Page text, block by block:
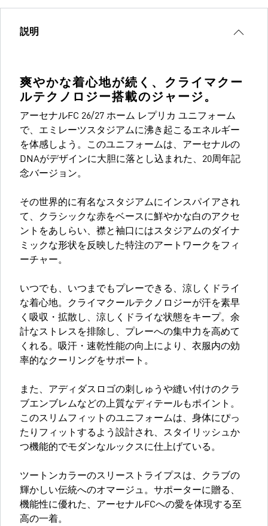
説明
爽やかな着心地が続く、クライマクー
ルテクノロジー搭載のジャージ。
アーセナルFC 26/27 ホーム レプリカ ユニフォーム
で、エミレーツスタジアムに沸き起こるエネルギー
を体感しよう。このユニフォームは、アーセナルの
DNAがデザインに大胆に落とし込まれた、20周年記
念バージョン。
その世界的に有名なスタジアムにインスパイアされ
て、クラシックな赤をベースに鮮やかな白のアクセ
ントをあしらい、襟と袖口にはスタジアムのダイナ
ミックな形状を反映した特注のアートワークをフィ
ーチャー。
いつでも、いつまでもプレーできる、涼しくドライ
な着心地。クライマクールテクノロジーが汗を素早
く吸収・拡散し、涼しくドライな状態をキープ。余
計なストレスを排除し、プレーへの集中力を高めて
くれる。吸汗・速乾性能の向上により、衣服内の効
率的なクーリングをサポート。
また、アディダスロゴの刺しゅうや縫い付けのクラ
ブエンブレムなどの上質なディテールもポイント。
このスリムフィットのユニフォームは、身体にぴっ
たりフィットするよう設計され、スタイリッシュか
つ機能的でモダンなルックスに仕上げている。
ツートンカラーのスリーストライプスは、クラブの
輝かしい伝統へのオマージュ。サポーターに贈る、
機能性に優れた、アーセナルFCへの愛を体現する至
高の一着。